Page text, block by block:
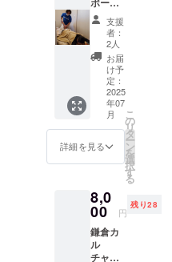
ポート
する1ヶ
月限定
の特別
コンテ
ンツを
お届け
しま
す！ な
ぜ、こ
ム＆ボ
イスが
なるの
か？ こ
の1ヶ月
間
（2025
指導・
育成年
代の対
応等、
様々な
現状で
の課題
対応に
つい
て、そ
れらに
どのよ
うに向
き合っ
のか、
今まで
それに
基づい
てオン
ライン
でのピ
ラティ
スと体
幹バラ
ンスス
トレッ
チを体
験でき
パッ
ケージ
です。
【プロ
グラム
鍼灸
マッ
サージ
院施術
対応(1
回分) 1
回45分
～60分
の施術
サービ
スを提
供して
いま
ず、当
院にご
来院い
ただ
き、お
客様の
支援
者：
2人
お届
け予
定：
2025
年07
月
詳細を見る
こ
の
リ
タ
ー
ン
を
選
択
す
る
8,0
00 円
残り28
鎌倉カ
ル
チャー